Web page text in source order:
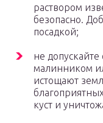
раствором
безопасно.
посадкой;
не
малинником
истощают
куст и